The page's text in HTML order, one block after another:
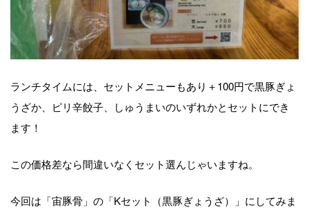
ランチタイムには、セットメニューもあり＋100円で黒豚ぎょ
うざか、ピリ辛餃子、しゅうまいのいずれかとセットにでき
ます！
この価格差なら間違いなくセット選んじゃいますね。
今回は「宙豚骨」の「Kセット（黒豚ぎょうざ）」にしてみま